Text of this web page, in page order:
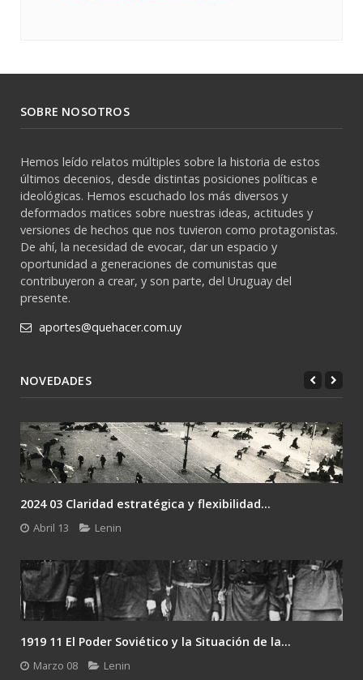
SOBRE NOSOTROS
Hemos leído relatos múltiples sobre la historia de estos
últimos decenios, desde distintas posiciones políticas e
ideológicas. Hemos escuchado los más diversos y
deformados matices sobre nuestras ideas, actitudes y
versiones de hechos que nos tuvieron como protagonistas.
De ahí, la necesidad de evocar, dar un espacio y
oportunidad a generaciones de comunistas que
contribuyeron a crear, y son parte, del Uruguay del
presente.
aportes@quehacer.com.uy
NOVEDADES
2024 03 Claridad estratégica y flexibilidad...
Abril 13 Lenin
1919 11 El Poder Soviético y la Situación de la...
Marzo 08 Lenin